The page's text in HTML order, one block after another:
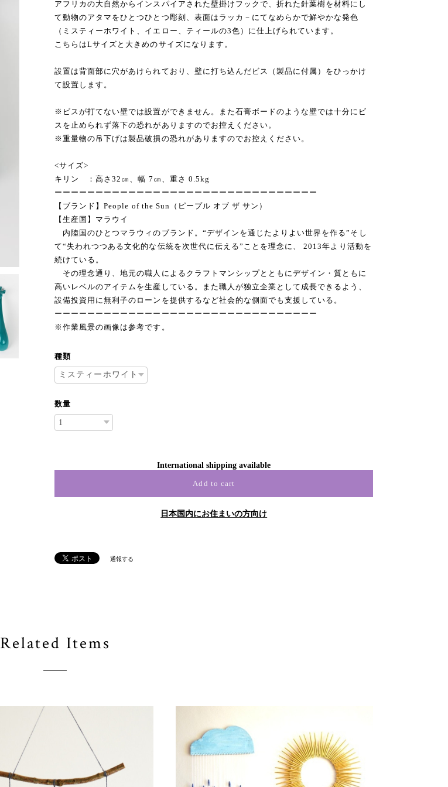
アフリカの大自然からインスパイアされた壁掛けフックで、折れた針葉樹を材料にし
て動物のアタマをひとつひとつ彫刻、表面はラッカ－にてなめらかで鮮やかな発色
（ミスティーホワイト、イエロー、ティールの3色）に仕上げられています。
こちらはLサイズと大きめのサイズになります。
設置は背面部に穴があけられており、壁に打ち込んだビス（製品に付属）をひっかけ
て設置します。
※ビスが打てない壁では設置ができません。また石膏ボードのような壁では十分にビ
スを止められず落下の恐れがありますのでお控えください。
※重量物の吊下げは製品破損の恐れがありますのでお控えください。
<サイズ>
キリン ：高さ32㎝、幅 7㎝、重さ 0.5kg
ーーーーーーーーーーーーーーーーーーーーーーーーーーーーーーーー
【ブランド】People of the Sun（ピープル オブ ザ サン）
【生産国】マラウイ
内陸国のひとつマラウィのブランド。“デザインを通じたよりよい世界を作る”そし
て“失われつつある文化的な伝統を次世代に伝える”ことを理念に、 2013年より活動を
続けている。
その理念通り、地元の職人によるクラフトマンシップとともにデザイン・質ともに
高いレベルのアイテムを生産している。また職人が独立企業として成長できるよう、
設備投資用に無利子のローンを提供するなど社会的な側面でも支援している。
ーーーーーーーーーーーーーーーーーーーーーーーーーーーーーーーー
※作業風景の画像は参考です。
種類
数量
International shipping available
Add to cart
日本国内にお住まいの方向け
通報する
Related Items